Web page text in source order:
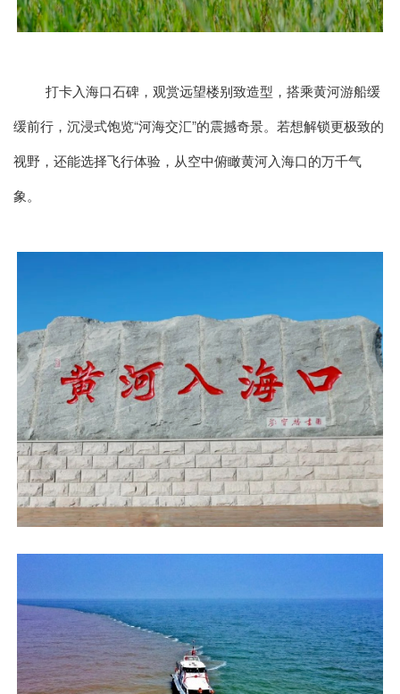
打卡入海口石碑，观赏远望楼别致造型，搭乘黄河游船缓
缓前行，沉浸式饱览“河海交汇”的震撼奇景。若想解锁更极致的
视野，还能选择飞行体验，从空中俯瞰黄河入海口的万千气
象。